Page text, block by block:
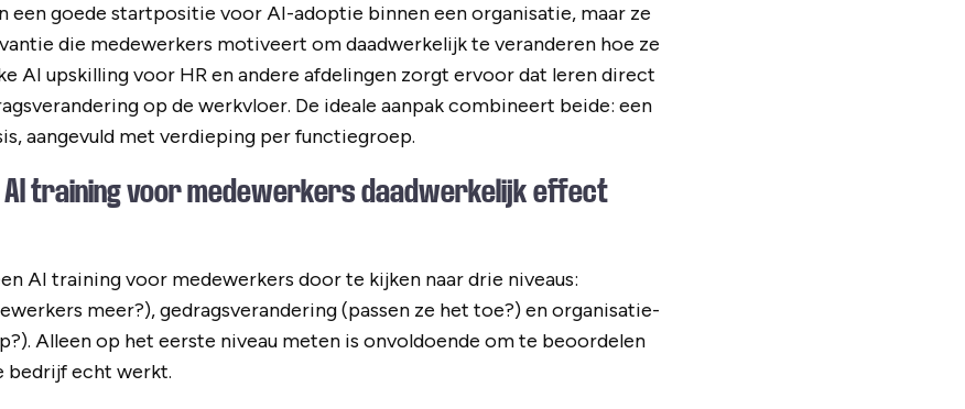
een goede startpositie voor AI-adoptie binnen een organisatie, maar ze
die medewerkers motiveert om daadwerkelijk te veranderen hoe ze
AI upskilling voor HR en andere afdelingen zorgt ervoor dat leren direct
op de werkvloer. De ideale aanpak combineert beide: een
aangevuld met verdieping per functiegroep.
AI training voor medewerkers daadwerkelijk effect
AI training voor medewerkers door te kijken naar drie niveaus:
meer?), gedragsverandering (passen ze het toe?) en organisatie-
Alleen op het eerste niveau meten is onvoldoende om te beoordelen
bedrijf echt werkt.